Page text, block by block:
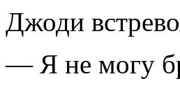
Джоди
— Я не могу